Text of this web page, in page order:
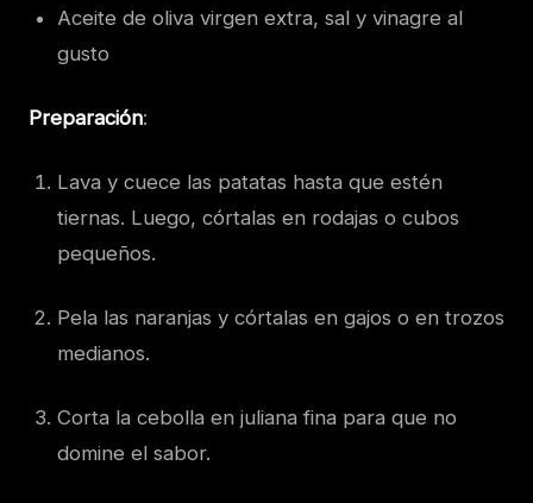
Aceite de oliva virgen extra, sal y vinagre al
gusto
Preparación:
Lava y cuece las patatas hasta que estén
tiernas. Luego, córtalas en rodajas o cubos
pequeños.
Pela las naranjas y córtalas en gajos o en trozos
medianos.
Corta la cebolla en juliana fina para que no
domine el sabor.